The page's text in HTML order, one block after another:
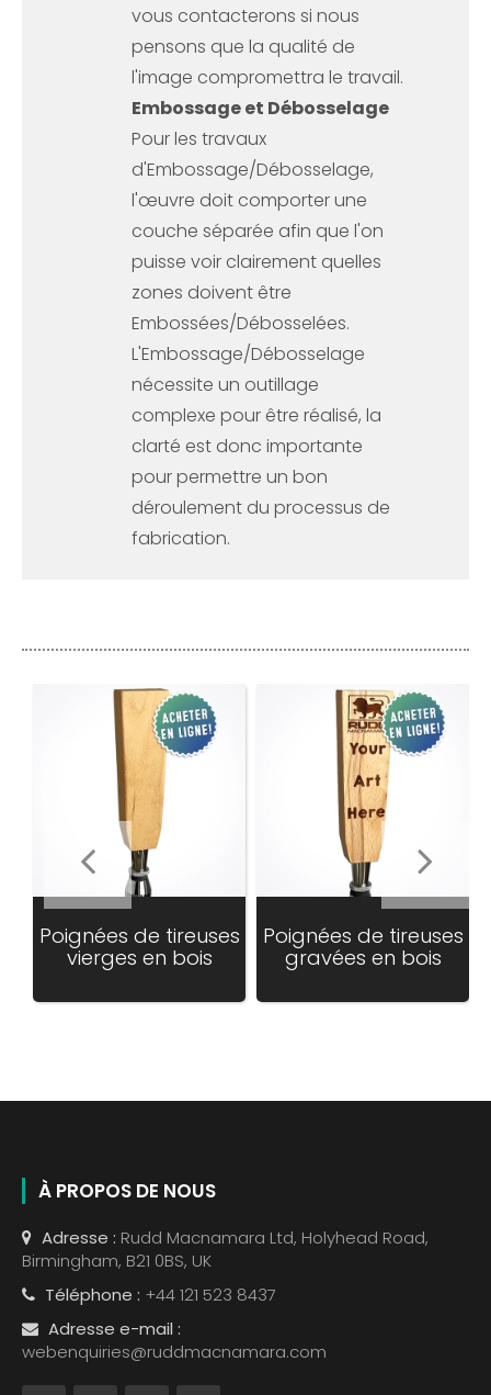
vous contacterons si nous
pensons que la qualité de
l'image compromettra le travail.
Embossage et Débosselage
Pour les travaux
d'Embossage/Débosselage,
l'œuvre doit comporter une
couche séparée afin que l'on
puisse voir clairement quelles
zones doivent être
Embossées/Débosselées.
L'Embossage/Débosselage
nécessite un outillage
complexe pour être réalisé, la
clarté est donc importante
pour permettre un bon
déroulement du processus de
fabrication.
Poignées de tireuses
vierges en bois
missing:
Poignées de tireuses
gravées en bois
À PROPOS DE NOUS
Adresse : Rudd Macnamara Ltd, Holyhead Road,
Birmingham, B21 0BS, UK
Téléphone : +44 121 523 8437
Adresse e-mail :
webenquiries@ruddmacnamara.com